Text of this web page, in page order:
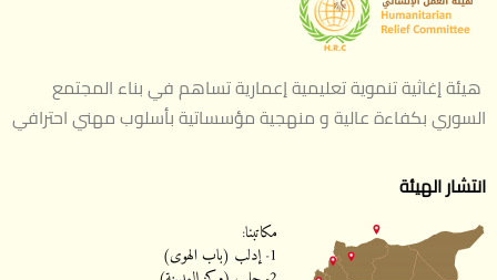
هيئة إغاثية تنموية تعليمية إعمارية تساهم في بناء المجتمع
السوري بكفاءة عالية و منهجية مؤسساتية بأسلوب مهني احترافي
انتشار الهيئة